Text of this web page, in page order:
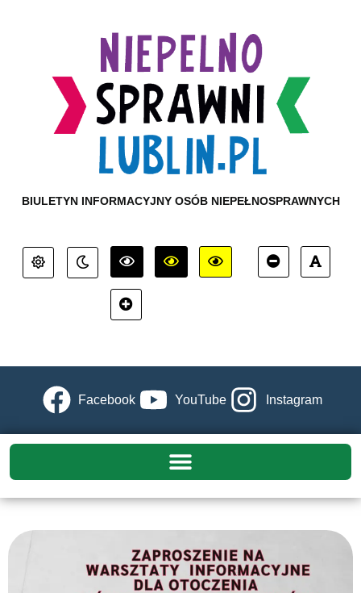
BIULETYN INFORMACYJNY OSÓB NIEPEŁNOSPRAWNYCH
Facebook YouTube Instagram